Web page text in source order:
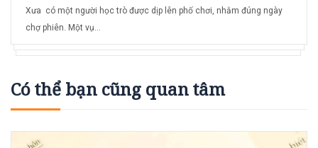
Xưa có một người học trò được dịp lên phố chơi, nhằm đúng ngày
chợ phiên. Một vụ...
Có thể bạn cũng quan tâm